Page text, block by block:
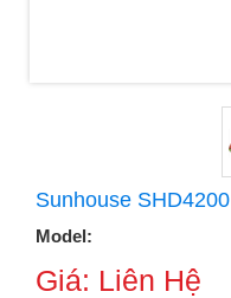
Sunhouse SHD4200
Model:
Giá: Liên Hệ